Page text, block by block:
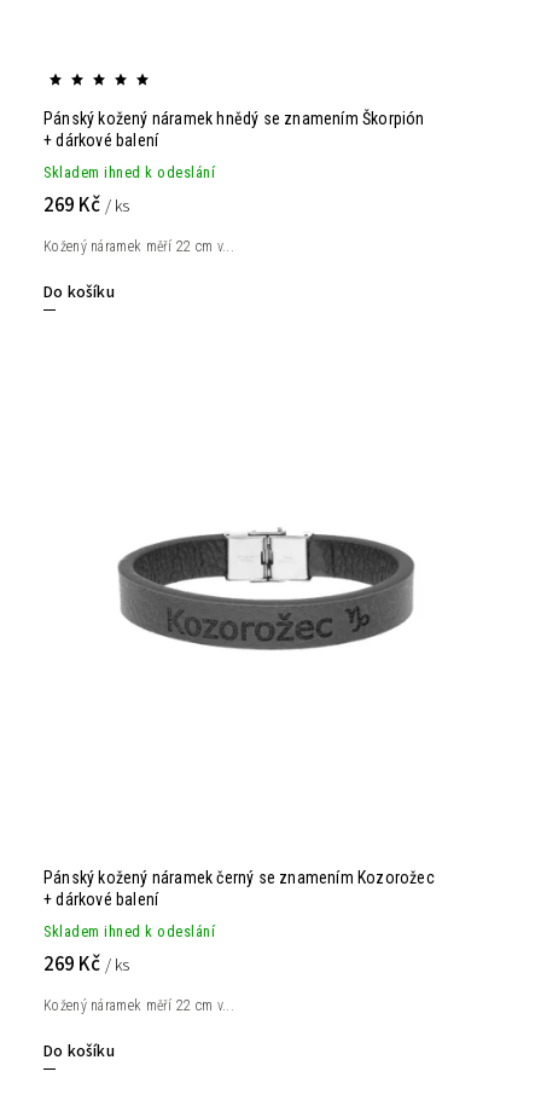
Pánský kožený náramek hnědý se znamením Škorpión
+ dárkové balení
Skladem ihned k odeslání
269 Kč / ks
Do košíku
Kožený náramek měří 22 cm v...
Pánský kožený náramek černý se znamením Kozorožec
+ dárkové balení
Skladem ihned k odeslání
269 Kč / ks
Do košíku
Kožený náramek měří 22 cm v...